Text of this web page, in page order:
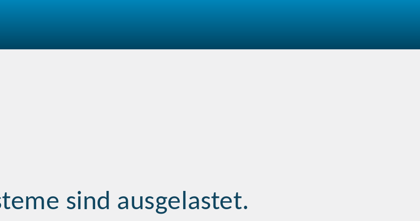
sind ausgelastet.